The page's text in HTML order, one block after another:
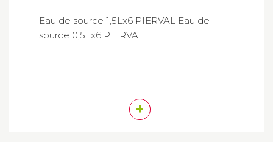
Eau de source 1,5Lx6 PIERVAL Eau de
source 0,5Lx6 PIERVAL...
+